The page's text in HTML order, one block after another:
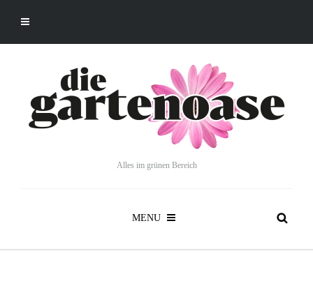
Alles im grünen Bereich
MENU